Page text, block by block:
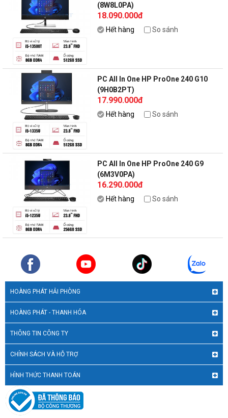
(8W8L0PA)
18.090.000đ
Hết hàng So sánh
PC All In One HP ProOne 240 G10
(9H0B2PT)
17.990.000đ
Hết hàng So sánh
PC All In One HP ProOne 240 G9
(6M3V0PA)
16.290.000đ
Hết hàng So sánh
HOÀNG PHÁT HẢI PHÒNG
HOÀNG PHÁT - THANH HÓA
THÔNG TIN CÔNG TY
CHÍNH SÁCH VÀ HỖ TRỢ
HÌNH THỨC THANH TOÁN